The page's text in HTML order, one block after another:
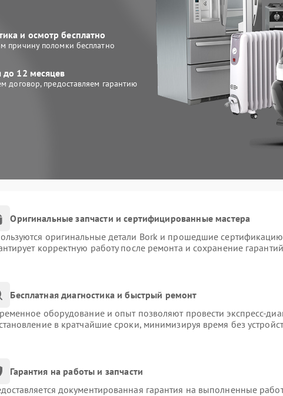
и осмотр бесплатно
причину поломки бесплатно
до 12 месяцев
договор, предоставляем гарантию
Оригинальные запчасти и сертифицированные мастера
оригинальные детали Bork и прошедшие
корректную работу после ремонта и сохранение
Бесплатная диагностика и быстрый ремонт
оборудование и опыт позволяют провести экспресс-
в кратчайшие сроки, минимизируя время без
Гарантия на работы и запчасти
документированная гарантия на выполненные